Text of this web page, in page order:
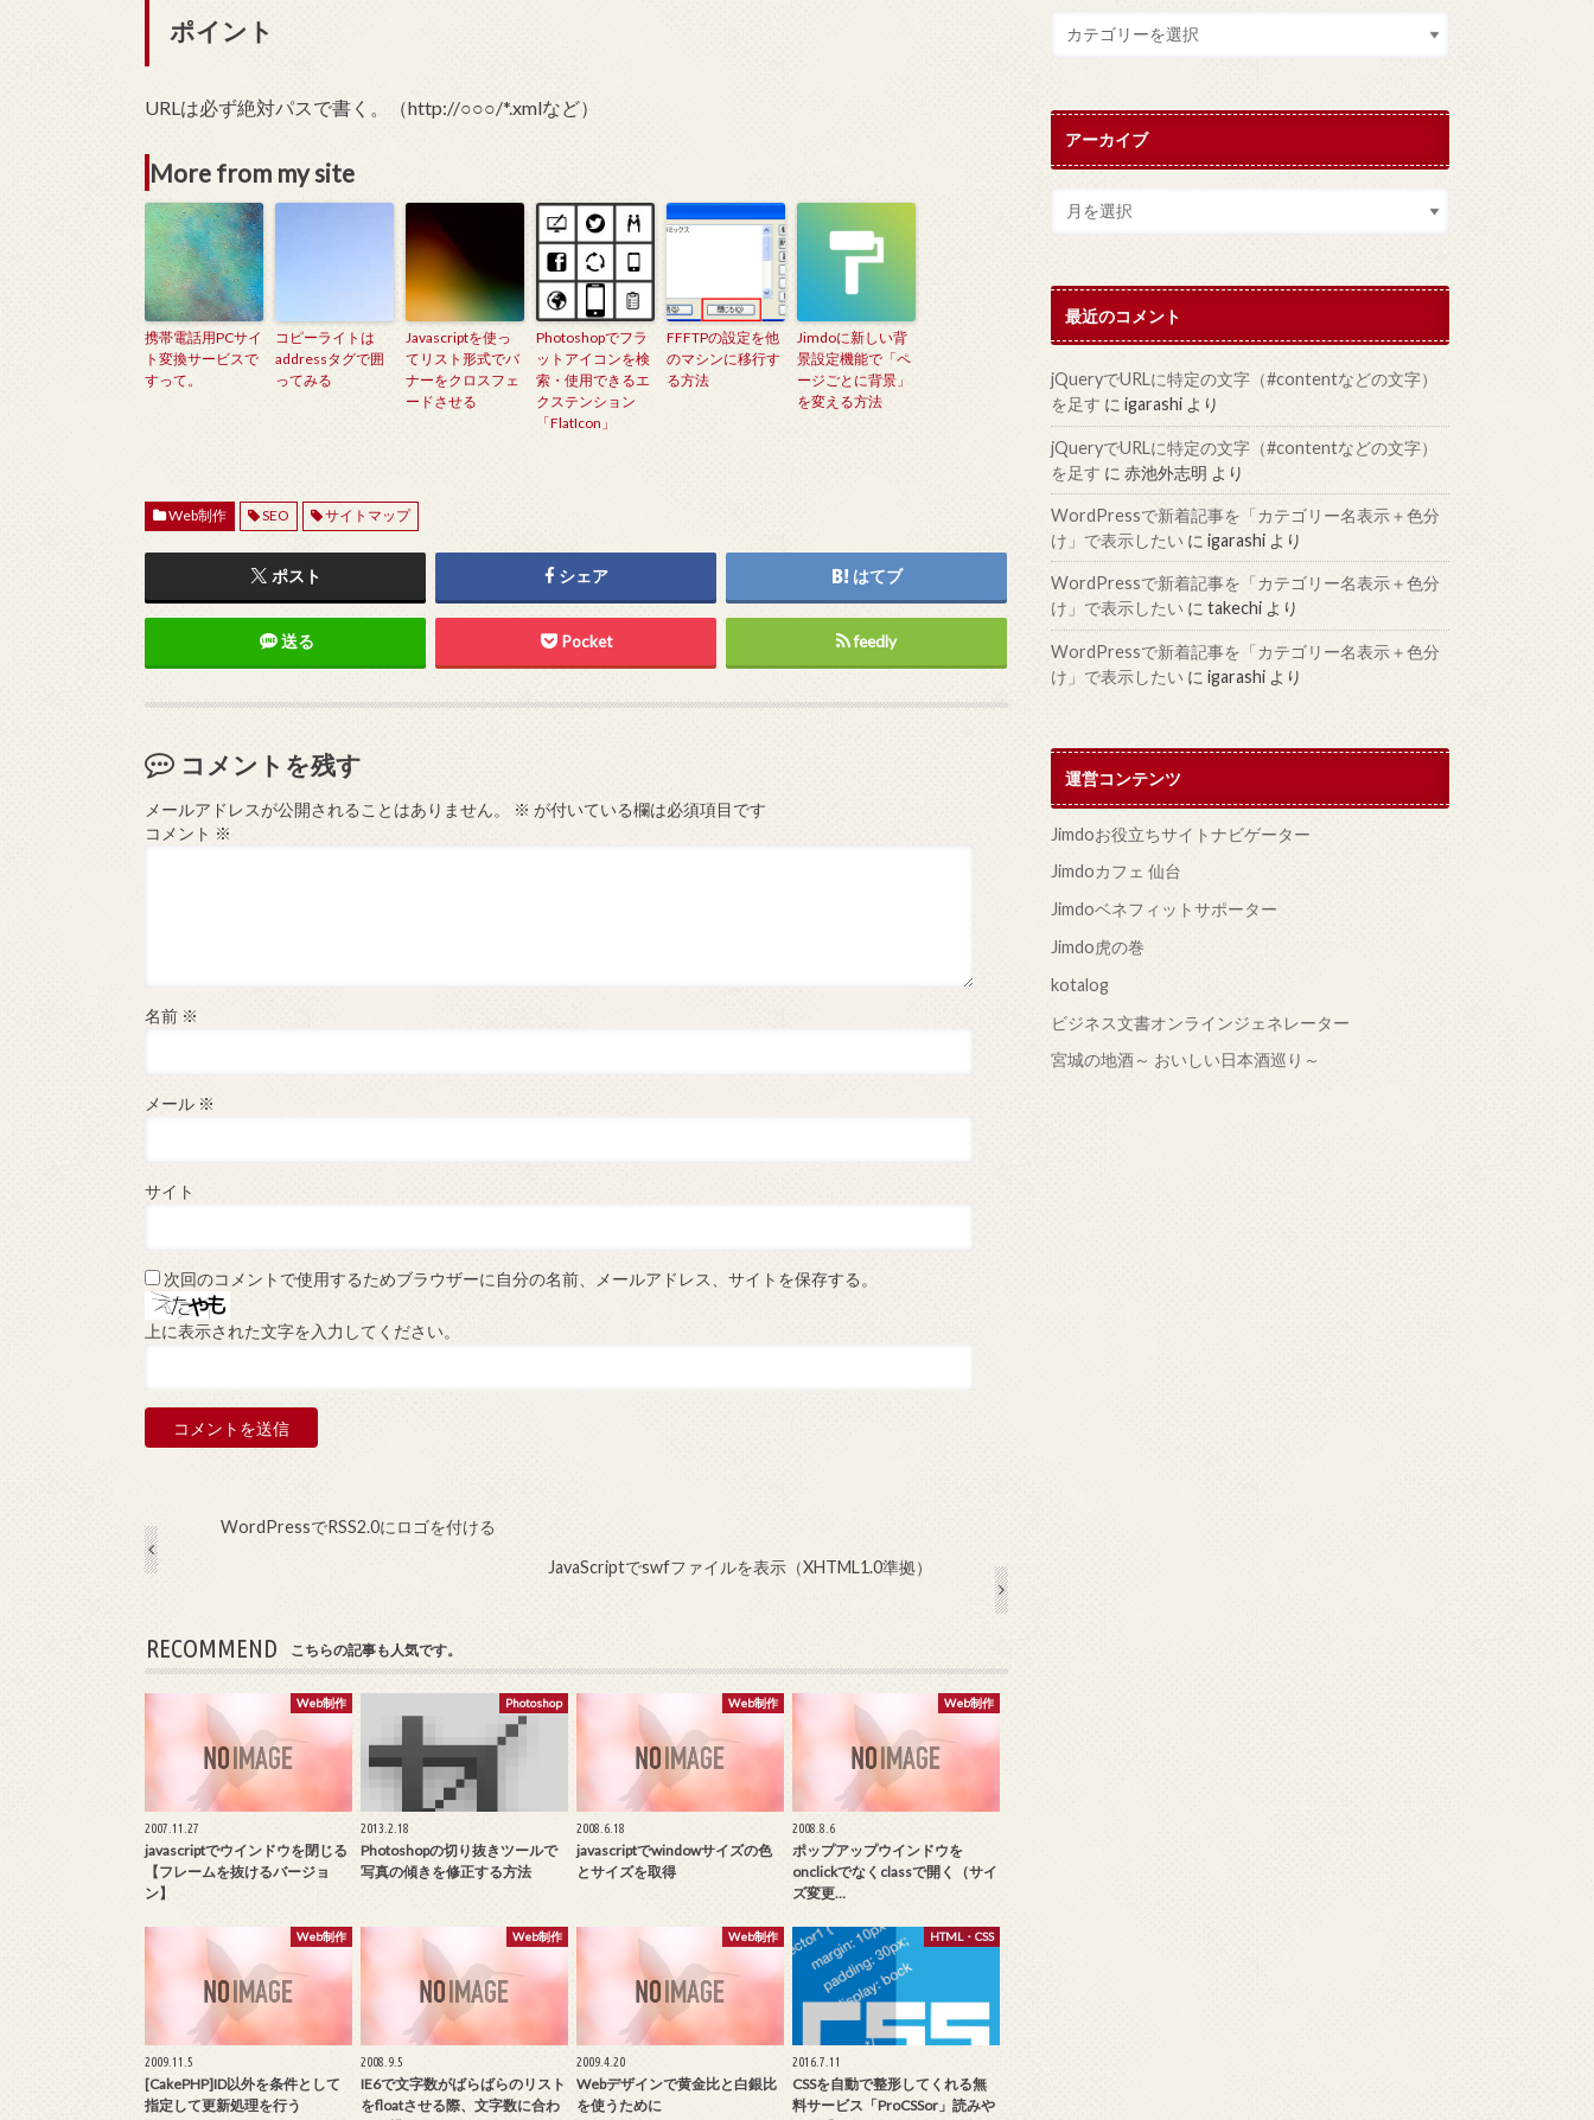
ポイント
URLは必ず絶対パスで書く。（http://○○○/*.xmlなど）
More from my site
携帯電話用PCサイ
ト変換サービスで
すって。
コピーライトは
addressタグで囲
ってみる
Javascriptを使っ
てリスト形式でバ
ナーをクロスフェ
ードさせる
Photoshopでフラ
ットアイコンを検
索・使用できるエ
クステンション
「FlatIcon」
FFFTPの設定を他
のマシンに移行す
る方法
Jimdoに新しい背
景設定機能で「ペ
ージごとに背景」
を変える方法
Web制作 SEO サイトマップ
ポスト シェア はてブ
送る Pocket feedly
コメントを残す
メールアドレスが公開されることはありません。 ※ が付いている欄は必須項目です
コメント ※
名前 ※
メール ※
サイト
次回のコメントで使用するためブラウザーに自分の名前、メールアドレス、サイトを保存する。
上に表示された文字を入力してください。
WordPressでRSS2.0にロゴを付ける
JavaScriptでswfファイルを表示（XHTML1.0準拠）
RECOMMEND こちらの記事も人気です。
Web制作
2007.11.27
javascriptでウインドウを閉じる
【フレームを抜けるバージョ
ン】
Photoshop
2013.2.18
Photoshopの切り抜きツールで
写真の傾きを修正する方法
Web制作
2008.6.18
javascriptでwindowサイズの色
とサイズを取得
Web制作
2008.8.6
ポップアップウインドウを
onclickでなくclassで開く（サイ
ズ変更…
Web制作
2009.11.5
[CakePHP]ID以外を条件として
指定して更新処理を行う
Web制作
2008.9.5
IE6で文字数がばらばらのリスト
をfloatさせる際、文字数に合わ
Web制作
2009.4.20
Webデザインで黄金比と白銀比
を使うために
HTML・CSS
2016.7.11
CSSを自動で整形してくれる無
料サービス「ProCSSor」読みや
アーカイブ
最近のコメント
jQueryでURLに特定の文字（#contentなどの文字）
を足す に igarashi より
jQueryでURLに特定の文字（#contentなどの文字）
を足す に 赤池外志明 より
WordPressで新着記事を「カテゴリー名表示＋色分
け」で表示したい に igarashi より
WordPressで新着記事を「カテゴリー名表示＋色分
け」で表示したい に takechi より
WordPressで新着記事を「カテゴリー名表示＋色分
け」で表示したい に igarashi より
運営コンテンツ
Jimdoお役立ちサイトナビゲーター
Jimdoカフェ 仙台
Jimdoベネフィットサポーター
Jimdo虎の巻
kotalog
ビジネス文書オンラインジェネレーター
宮城の地酒～ おいしい日本酒巡り～